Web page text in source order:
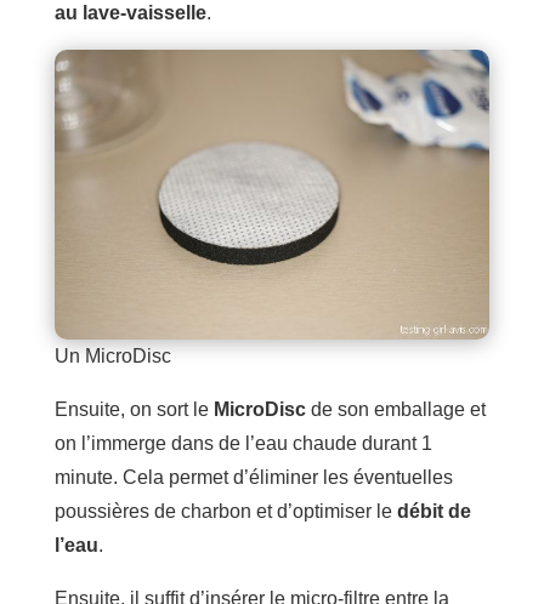
au lave-vaisselle.
Un MicroDisc
Ensuite, on sort le MicroDiscde son emballage et
on l’immerge dans de l’eau chaude durant 1
minute. Cela permet d’éliminer les éventuelles
poussières de charbon et d’optimiser le débit de
l’eau.
Ensuite, il suffit d’insérer le micro-filtre entre la